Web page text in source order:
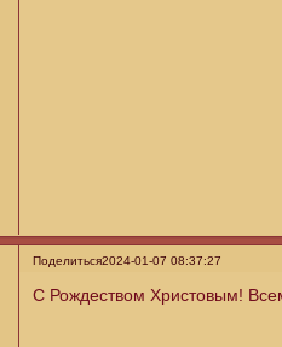
Поделиться2024-01-07 08:37:27
С Рождеством Христовым!